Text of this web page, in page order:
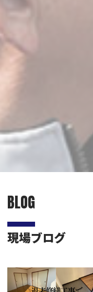
BLOG
現場ブログ